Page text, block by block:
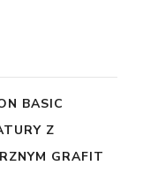
BASIC
Z
GRAFIT